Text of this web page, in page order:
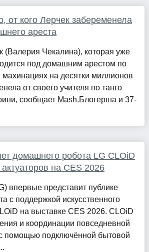
от кого Лерчек забеременела
ареста
(Валерия Чекалина), которая уже
под домашним арестом по
на десятки миллионов
от своего учителя по танго
сообщает Mash.Блогерша и 37-
домашнего робота LG CLOiD
на CES 2026
впервые представит публике
с поддержкой искусственного
на выставке CES 2026. CLOiD
и координации повседневной
помощью подключённой бытовой